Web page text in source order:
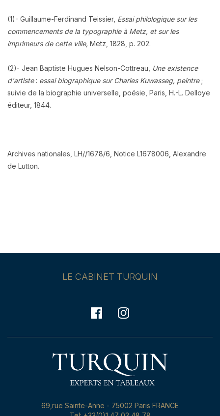
(1)- Guillaume-Ferdinand Teissier, Essai philologique sur les
commencements de la typographie à Metz, et sur les
imprimeurs de cette ville, Metz, 1828, p. 202.
(2)- Jean Baptiste Hugues Nelson-Cottreau,
Une existence
d'artiste : essai biographique sur Charles Kuwasseg, peintre;
suivie de la biographie universelle, poésie, Paris, H.-L. Delloye
éditeur, 1844.
Archives nationales, LH//1678/6, Notice L1678006, Alexandre
de Lutton.
LE CABINET TURQUIN
69,rue Sainte-Anne - 75002 Paris FRANCE